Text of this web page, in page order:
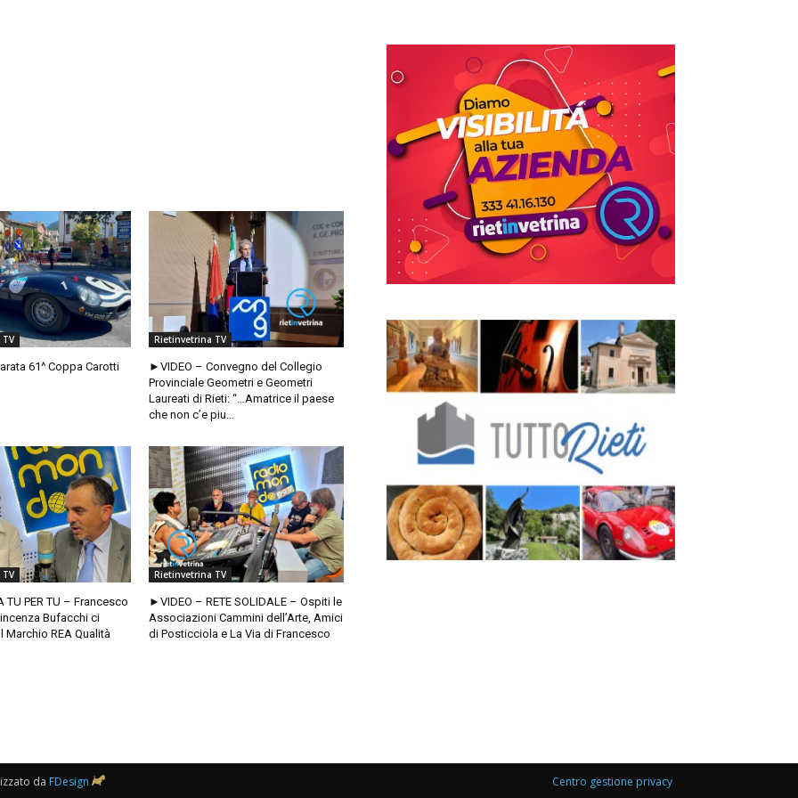
61^ Coppa Carotti
Rietinvetrina TV
►VIDEO – Convegno del Collegio
Provinciale Geometri e Geometri
Laureati di Rieti: “…Amatrice il paese
che non c’e piu…
TU PER TU – Francesco
Bufacchi ci
Marchio REA Qualità
Rietinvetrina TV
►VIDEO – RETE SOLIDALE – Ospiti le
Associazioni Cammini dell’Arte, Amici
di Posticciola e La Via di Francesco
da FDesign Centro gestione privacy